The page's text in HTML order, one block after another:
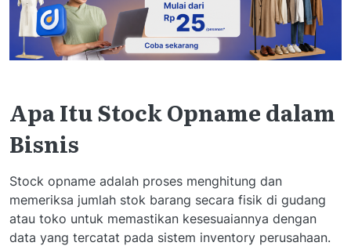
Apa Itu Stock Opname dalam
Bisnis
Stock opname adalah proses menghitung dan
memeriksa jumlah stok barang secara fisik di gudang
atau toko untuk memastikan kesesuaiannya dengan
data yang tercatat pada sistem inventory perusahaan.